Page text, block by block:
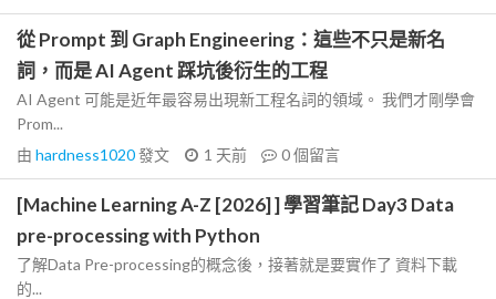
從 Prompt 到 Graph Engineering：這些不只是新名
詞，而是 AI Agent 踩坑後衍生的工程
AI Agent 可能是近年最容易出現新工程名詞的領域。 我們才剛學會
Prom...
由 hardness1020發文 1 天前 0個留言
[Machine Learning A-Z [2026] ] 學習筆記 Day3 Data
pre-processing with Python
了解Data Pre-processing的概念後，接著就是要實作了 資料下載
的...